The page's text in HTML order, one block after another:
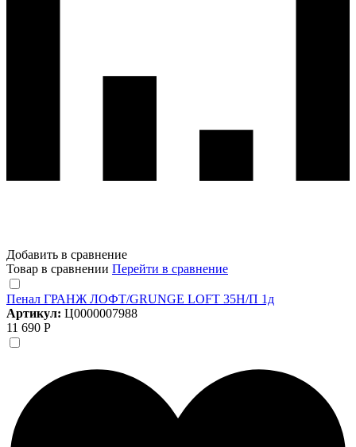
Добавить в сравнение
Товар в сравнении Перейти в сравнение
Пенал ГРАНЖ ЛОФТ/GRUNGE LOFT 35Н/П 1д
Артикул: Ц0000007988
11 690 Р